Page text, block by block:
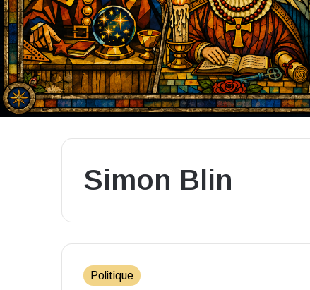
Simon Blin
Politique